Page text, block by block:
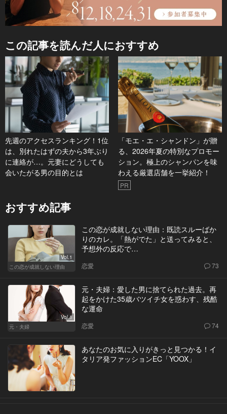
この記事を読んだ人におすすめ
先週のアクセスランキング！1位
は、別れたはずの夫から3年ぶり
に連絡が…。元妻にどうしても
会いたがる男の目的とは
「モエ・エ・シャンドン」が贈
る、2026年夏の特別なプロモー
ション。極上のシャンパンを味
わえる厳選店舗を一挙紹介！
PR
おすすめ記事
Vol.1
この恋が成就しない理由
この恋が成就しない理由：既読スルーばか
りのカレ。「熱がでた」と送ってみると、
予想外の反応で…
恋愛 73
Vol.1
元・夫婦
元・夫婦：愛した男に捨てられた過去。再
起をかけた35歳バツイチ女を惑わす、残酷
な運命
恋愛 74
あなたのお気に入りがきっと見つかる！イ
タリア発ファッションEC「YOOX」